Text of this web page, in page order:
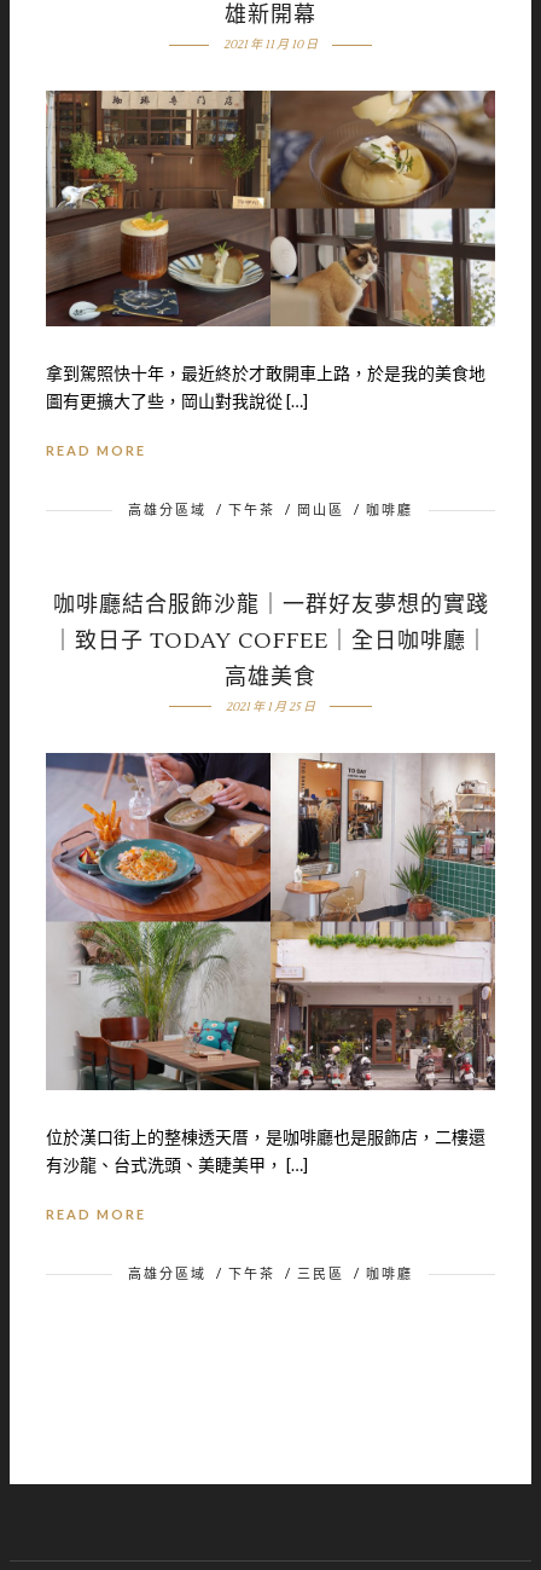
雄新開幕
2021 年 11 月 10 日
拿到駕照快十年，最近終於才敢開車上路，於是我的美食地
圖有更擴大了些，岡山對我說從 […]
READ MORE
高雄分區域 / 下午茶 / 岡山區 / 咖啡廳
咖啡廳結合服飾沙龍｜一群好友夢想的實踐
｜致日子 TODAY COFFEE｜全日咖啡廳｜
高雄美食
2021 年 1 月 25 日
位於漢口街上的整棟透天厝，是咖啡廳也是服飾店，二樓還
有沙龍、台式洗頭、美睫美甲， […]
READ MORE
高雄分區域 / 下午茶 / 三民區 / 咖啡廳